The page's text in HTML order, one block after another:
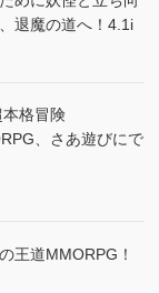
退魔の道へ！4.1i
本格冒険
、さあ遊びにで
王道MMORPG！